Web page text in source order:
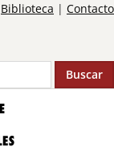
Biblioteca | Contacto
Buscar